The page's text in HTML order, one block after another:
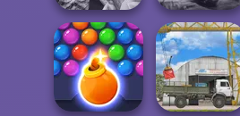
Monster Hell:
Zombie Arena
Offroad Island